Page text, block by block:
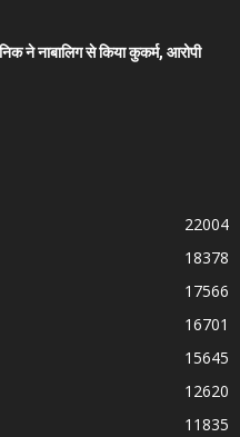
ने नाबालिग से किया कुकर्म, आरोपी
22004
18378
17566
16701
15645
12620
11835